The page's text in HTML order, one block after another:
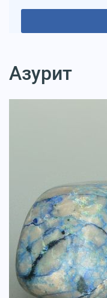
Азурит